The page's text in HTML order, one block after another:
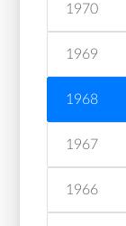
1970
1969
1968
1967
1966